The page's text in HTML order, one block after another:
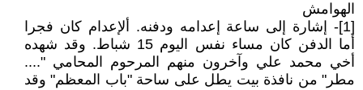
الهوامش
[1]- إشارة إلى ساعة إعدامه ودفنه. ألإعدام كان فجرا
أما الدفن كان مساء نفس اليوم 15 شباط. وقد شهده
أخي محمد علي وآخرون منهم المرحوم المحامي "....
مطر" من نافذة بيت يطل على ساحة "باب المعظم" وقد